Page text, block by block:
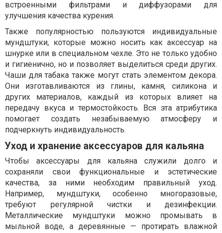
встроенными фильтрами и диффузорами для
улучшения качества курения.
Также популярностью пользуются индивидуальные
мундштуки, которые можно носить как аксессуар на
шнурке или в специальном чехле. Это не только удобно
и гигиенично, но и позволяет выделиться среди других.
Чаши для табака также могут стать элементом декора.
Они изготавливаются из глины, камня, силикона и
других материалов, каждый из которых влияет на
передачу вкуса и термостойкость. Вся эта атрибутика
помогает создать незабываемую атмосферу и
подчеркнуть индивидуальность.
Уход и хранение аксессуаров для кальяна
Чтобы аксессуары для кальяна служили долго и
сохраняли свои функциональные и эстетические
качества, за ними необходим правильный уход.
Например, мундштуки, особенно многоразовые,
требуют регулярной чистки и дезинфекции.
Металлические мундштуки можно промывать в
мыльной воде, а деревянные — протирать влажной